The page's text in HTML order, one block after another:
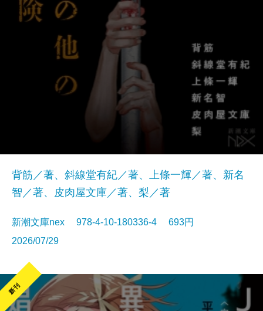
背筋／著、斜線堂有紀／著、上條一輝／著、新名
智／著、皮肉屋文庫／著、梨／著
新潮文庫nex 978-4-10-180336-4 693円
2026/07/29
新刊